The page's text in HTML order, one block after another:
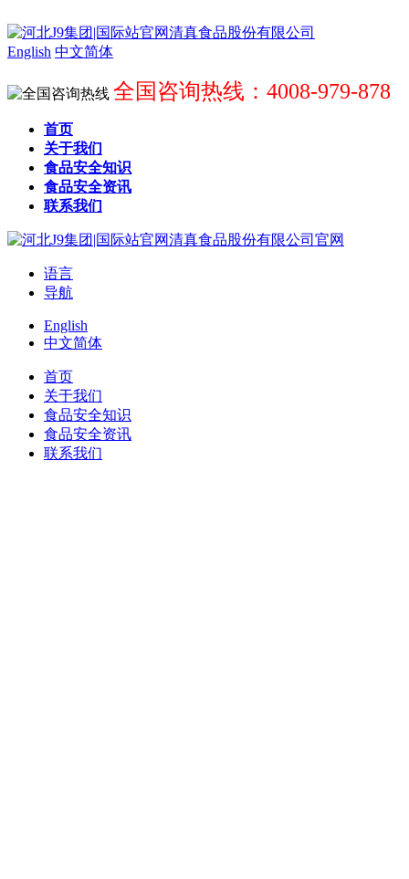
English 中文简体
全国咨询热线：4008-979-878
首页
关于我们
食品安全知识
食品安全资讯
联系我们
语言
导航
English
中文简体
首页
关于我们
食品安全知识
食品安全资讯
联系我们